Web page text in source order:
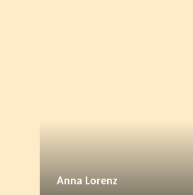
Anna Lorenz